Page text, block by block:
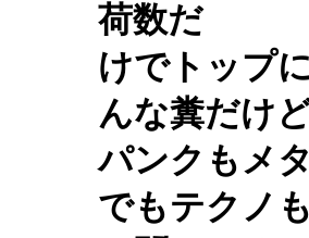
荷数だ
けでトップ
んな糞だけ
パンクもメ
でもテクノ